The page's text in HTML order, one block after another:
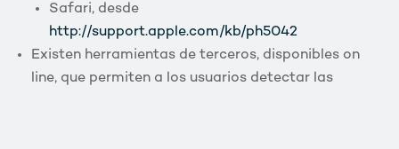
Safari, desde
http://support.apple.com/kb/ph5042
Existen herramientas de terceros, disponibles on
line, que permiten a los usuarios detectar las